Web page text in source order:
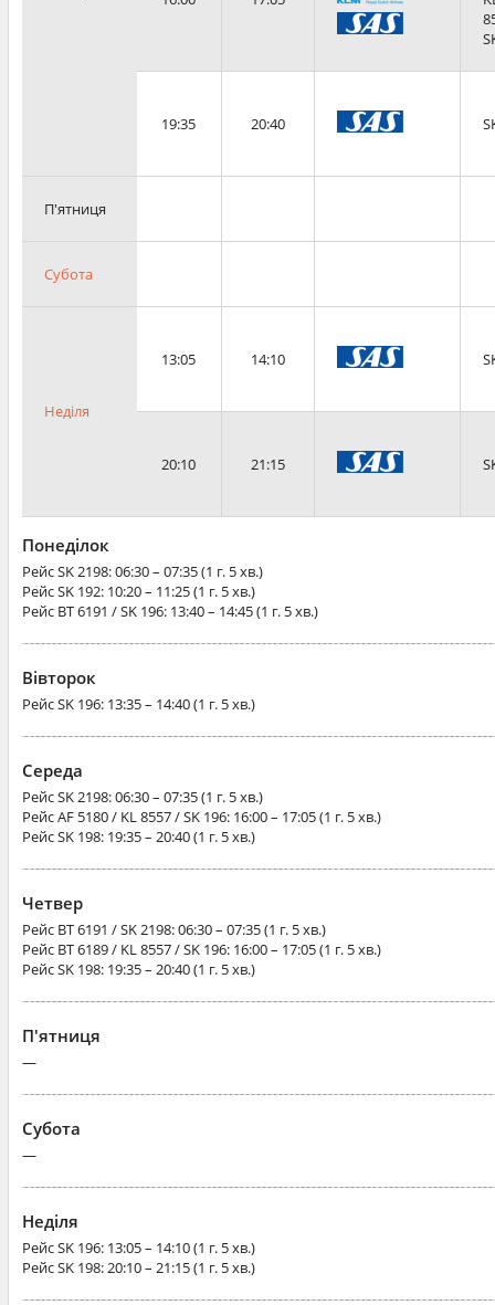
19:35 20:40
П'ятниця
Субота
Неділя
13:05 14:10
20:10 21:15
Понеділок
РейсSK 2198: 06:30 – 07:35 (1 г. 5 хв.)
РейсSK 192: 10:20 – 11:25 (1 г. 5 хв.)
Рейс BT 6191 / SK 196: 13:40 – 14:45 (1 г. 5 хв.)
Вівторок
РейсSK 196: 13:35 – 14:40 (1 г. 5 хв.)
Середа
РейсSK 2198: 06:30 – 07:35 (1 г. 5 хв.)
РейсAF 5180 / KL 8557 / SK 196: 16:00 – 17:05 (1 г. 5 хв.)
РейсSK 198: 19:35 – 20:40 (1 г. 5 хв.)
Четвер
Рейс BT 6191 / SK 2198: 06:30 – 07:35 (1 г. 5 хв.)
Рейс BT 6189 / KL 8557 / SK 196: 16:00 – 17:05 (1 г. 5 хв.)
РейсSK 198: 19:35 – 20:40 (1 г. 5 хв.)
П'ятниця
—
Субота
—
Неділя
РейсSK 196: 13:05 – 14:10 (1 г. 5 хв.)
РейсSK 198: 20:10 – 21:15 (1 г. 5 хв.)